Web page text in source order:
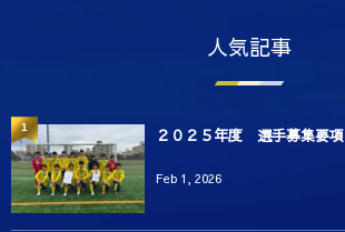
人気記事
２０２５年度 選手募集要項
Feb 1, 2026
1